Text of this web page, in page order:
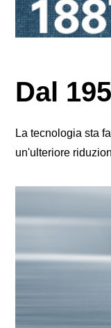
Dal
La tecnologia sta
un'ulteriore